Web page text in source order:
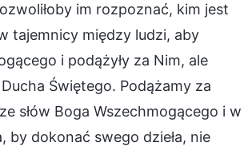
im rozpoznać, kim jest
tajemnicy między ludzi, aby
i podążyły za Nim, ale
Świętego. Podążamy za
słów Boga Wszechmogącego i w
dokonać swego dzieła, nie